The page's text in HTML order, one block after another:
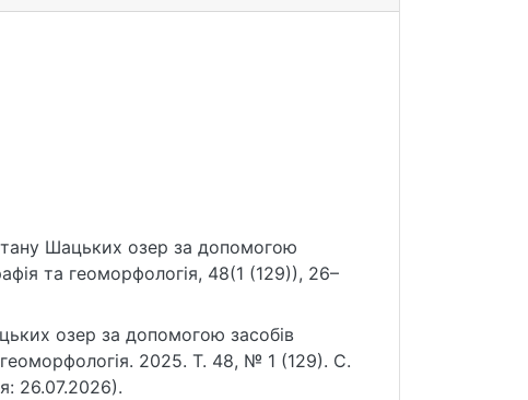
Шацьких озер за допомогою
озер за допомогою засобів
геоморфологія. 2025. Т. 48, № 1 (129). С.
26.07.2026).